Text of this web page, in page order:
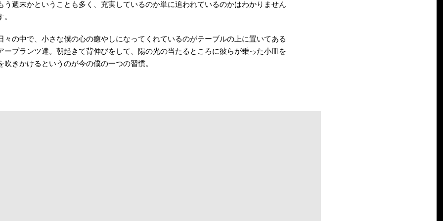
う週末かということも多く、充実しているのか単に追われているのかはわかりません
々の中で、小さな僕の心の癒やしになってくれているのがテーブルの上に置いてある
ープランツ達。朝起きて背伸びをして、陽の光の当たるところに彼らが乗った小皿を
きかけるというのが今の僕の一つの習慣。